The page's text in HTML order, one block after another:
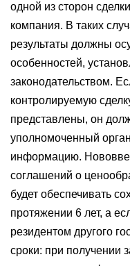
одной из сторон
компания. В таких
результаты должны
особенностей,
законодательством.
контролируемую
представлены, он
уполномоченный
информацию.
соглашений о
будет обеспечивать
протяжении 6 лет, а
резидентом другого
сроки: при получении